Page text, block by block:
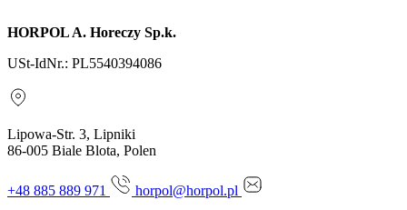
HORPOL A. Horeczy Sp.k.
USt-IdNr.: PL5540394086
Lipowa-Str. 3, Lipniki
86-005 Biale Blota, Polen
+48 885 889 971 horpol@horpol.pl